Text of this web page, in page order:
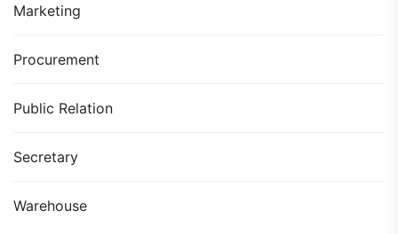
Marketing
Procurement
Public Relation
Secretary
Warehouse